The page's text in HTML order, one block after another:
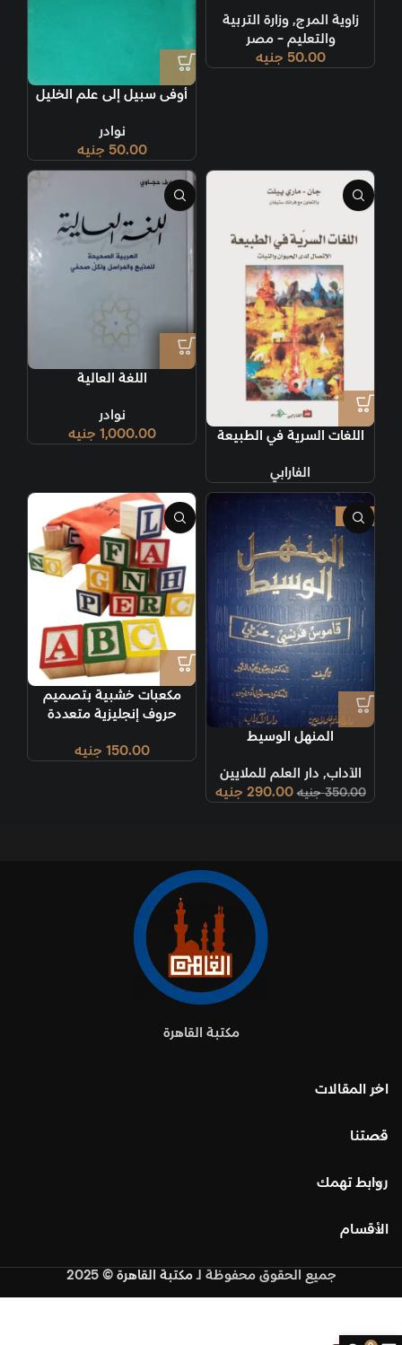
زاوية المرج,وزارة التربية
والتعليم - مصر
50.00 جنيه
أوفى سبيل إلى علم الخليل
نوادر
50.00 جنيه
اللغات السرية في الطبيعة
الفارابي
اللغة العالية
نوادر
1,000.00 جنيه
-17%
المنهل الوسيط
الآداب, دار العلم للملايين
350.00 جنيه 290.00 جنيه
مكعبات خشبية بتصميم
حروف إنجليزية متعددة
150.00 جنيه
مكتبة القاهرة
اخر المقالات
قصتنا
روابط تهمك
الأقسام
جميع الحقوق محفوظة لـمكتبة القاهرة © 2025